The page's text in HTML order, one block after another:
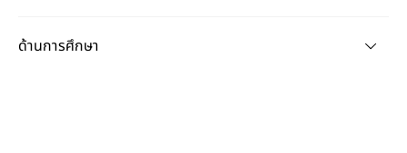
ด้านการศึกษา